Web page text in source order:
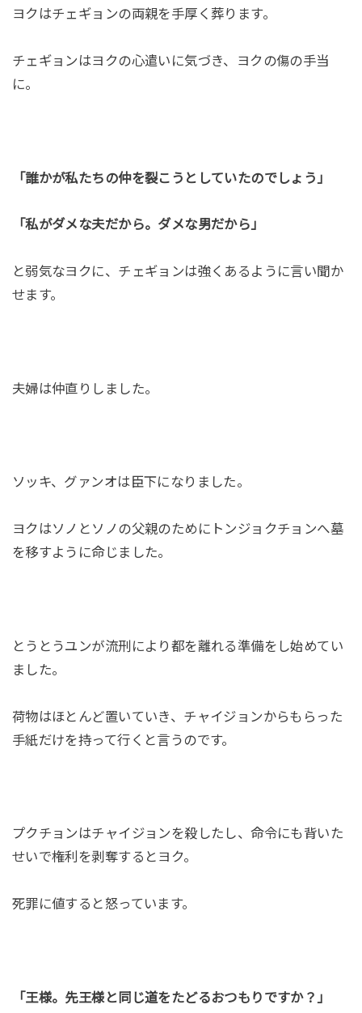
ヨクはチェギョンの両親を手厚く葬ります。
チェギョンはヨクの心遣いに気づき、ヨクの傷の手当
に。
「誰かが私たちの仲を裂こうとしていたのでしょう」
「私がダメな夫だから。ダメな男だから」
と弱気なヨクに、チェギョンは強くあるように言い聞か
せます。
夫婦は仲直りしました。
ソッキ、グァンオは臣下になりました。
ヨクはソノとソノの父親のためにトンジョクチョンへ墓
を移すように命じました。
とうとうユンが流刑により都を離れる準備をし始めてい
ました。
荷物はほとんど置いていき、チャイジョンからもらった
手紙だけを持って行くと言うのです。
プクチョンはチャイジョンを殺したし、命令にも背いた
せいで権利を剥奪するとヨク。
死罪に値すると怒っています。
「王様。先王様と同じ道をたどるおつもりですか？」